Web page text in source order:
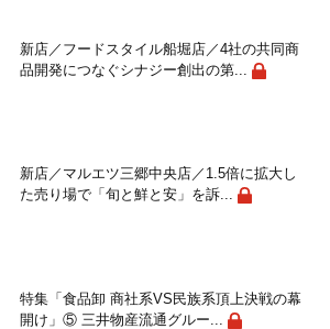
新店／フードスタイル船堀店／4社の共同商
品開発につなぐシナジー創出の第...
新店／マルエツ三郷中央店／1.5倍に拡大し
た売り場で「旬と鮮と安」を訴...
特集「食品卸 商社系VS民族系頂上決戦の幕
開け」⑤ 三井物産流通グルー...